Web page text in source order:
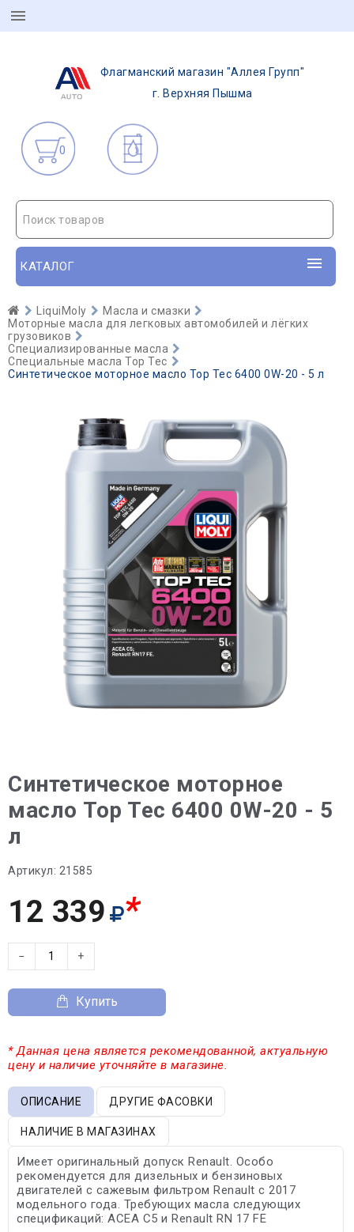
Флагманский магазин "Аллея Групп"
г. Верхняя Пышма
0
Поиск товаров
КАТАЛОГ
LiquiMoly
Масла и смазки
Моторные масла для легковых автомобилей и лёгких
грузовиков
Специализированные масла
Специальные масла Top Tec
Синтетическое моторное масло Top Tec 6400 0W-20 - 5 л
Синтетическое моторное
масло Top Tec 6400 0W-20 - 5
л
Артикул: 21585
12 339 *
− +
Купить
* Данная цена является рекомендованной, актуальную
цену и наличие уточняйте в магазине.
ОПИСАНИЕ ДРУГИЕ ФАСОВКИ
НАЛИЧИЕ В МАГАЗИНАХ
Имеет оригинальный допуск Renault. Особо
рекомендуется для дизельных и бензиновых
двигателей с сажевым фильтром Renault с 2017
модельного года. Требующих масла следующих
спецификаций: ACEA C5 и Renault RN 17 FE